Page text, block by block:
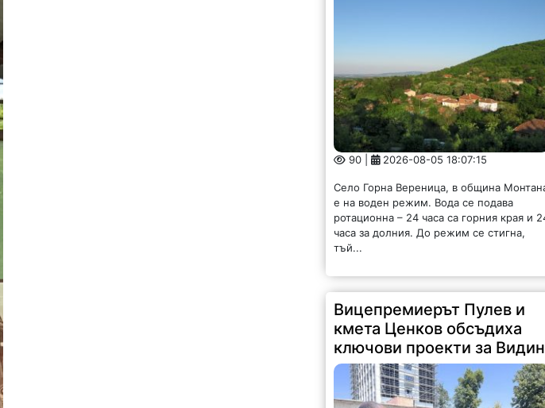
90 | 2026-08-05 18:07:15
Село Горна Вереница, в община
е на воден режим. Вода се подава
ротационна – 24 часа са горния края и
часа за долния. До режим се стигна,
тъй...
Вицепремиерът Пулев и
кмета Ценков обсъдиха
ключови проекти за Видин